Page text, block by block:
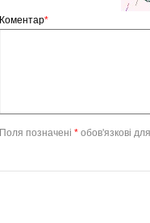
Коментар*
Поля позначені * обов'язкові